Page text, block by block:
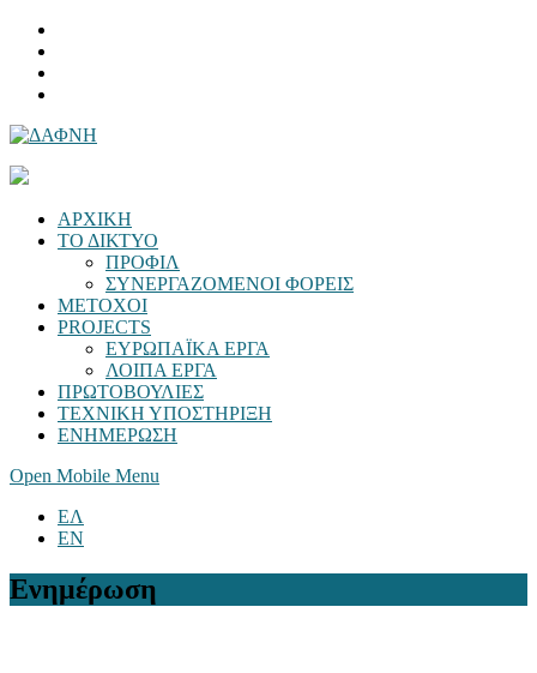
ΑΡΧΙΚΗ
ΤΟ ΔΙΚΤΥΟ
ΠΡΟΦΙΛ
ΣΥΝΕΡΓΑΖΟΜΕΝΟΙ ΦΟΡΕΙΣ
ΜΕΤΟΧΟΙ
PROJECTS
ΕΥΡΩΠΑΪΚΑ ΕΡΓΑ
ΛΟΙΠΑ ΕΡΓΑ
ΠΡΩΤΟΒΟΥΛΙΕΣ
ΤΕΧΝΙΚΗ ΥΠΟΣΤΗΡΙΞΗ
ΕΝΗΜΕΡΩΣΗ
Open Mobile Menu
ΕΛ
EN
Ενημέρωση